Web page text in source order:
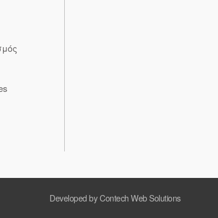
Developed by Contech Web Solutions